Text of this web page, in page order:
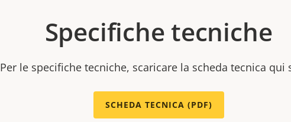
Specifiche tecniche
Per le specifiche tecniche, scaricare la scheda tecnica qui
SCHEDA TECNICA (PDF)